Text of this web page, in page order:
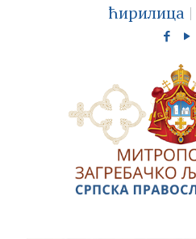
ћирилица |